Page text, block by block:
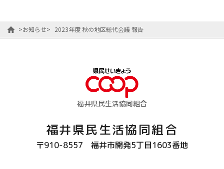
>お知らせ> 2023年度 秋の地区総代会議 報告
福井県民生活協同組合
福井県民生活協同組合
〒910-8557 福井市開発5丁目1603番地